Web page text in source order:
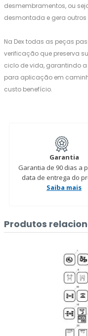
desmembramentos, ou
desmontada e gera
Na Dex todas as peças
verificação que preserva
ciclo de vida, garantindo
para aplicação em
custo benefício.
Garantia
Garantia de 90 dias a
data de entrega do
Saiba mais
Produtos